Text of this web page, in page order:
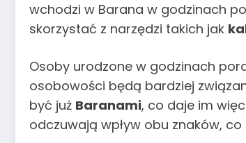
wchodzi w Barana w godzinach
skorzystać z narzędzi takich jak
Osoby urodzone w godzinach
osobowości będą bardziej
być już Baranami, co daje im
odczuwają wpływ obu znaków,